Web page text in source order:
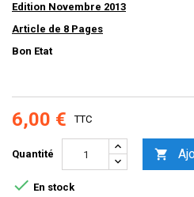
Edition Novembre 2013
Article de 8 Pages
Bon Etat
6,00 € TTC
Quantité 
 En stock